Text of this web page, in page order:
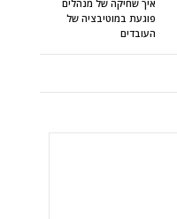
איך שחיקה של מנהלים
פוגעת במוטיבציה של
העובדים